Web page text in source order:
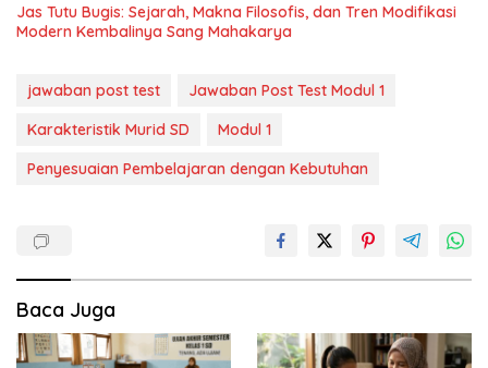
Jas Tutu Bugis: Sejarah, Makna Filosofis, dan Tren Modifikasi
Modern Kembalinya Sang Mahakarya
jawaban post test
Jawaban Post Test Modul 1
Karakteristik Murid SD
Modul 1
Penyesuaian Pembelajaran dengan Kebutuhan
Baca Juga